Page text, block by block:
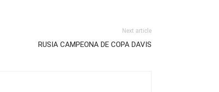
Next article
RUSIA CAMPEONA DE COPA DAVIS